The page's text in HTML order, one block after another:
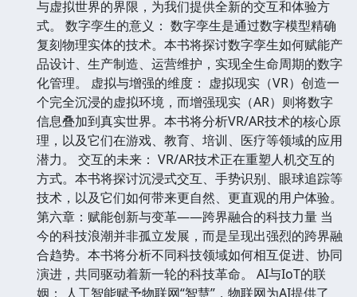
与虚拟世界的界限，为我们提供全新的交互和体验方
式。 数字孪生的意义： 数字孪生是通过数字模型精确
复刻物理实体的技术。本书将探讨数字孪生如何赋能产
品设计、生产制造、运营维护，实现全生命周期的数字
化管理。 虚拟与增强的维度： 虚拟现实（VR）创造一
个完全沉浸的虚拟环境，而增强现实（AR）则将数字
信息叠加到真实世界。本书将分析VR/AR技术的核心原
理，以及它们在游戏、教育、培训、医疗等领域的应用
潜力。 交互的未来： VR/AR技术正在重塑人机交互的
方式。本书将探讨沉浸式交互、手势识别、眼球追踪等
技术，以及它们如何带来更自然、更直观的用户体验。
第六章：赋能创新与变革——跨界融合的科技力量 当
今的科技浪潮并非孤立发展，而是呈现出强烈的跨界融
合趋势。本书将分析不同科技领域如何相互促进、协同
演进，共同驱动着新一轮的科技革命。 AI与IoT的联
姻： 人工智能赋予物联网“智慧”，物联网为AI提供了